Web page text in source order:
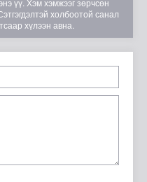
холбоотой санал
хүлээн авна.